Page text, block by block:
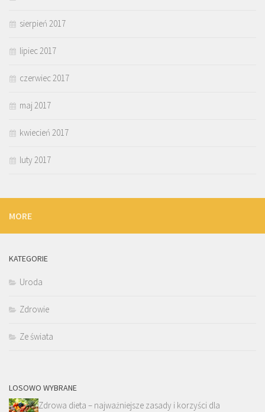
sierpień 2017
lipiec 2017
czerwiec 2017
maj 2017
kwiecień 2017
luty 2017
MORE
KATEGORIE
Uroda
Zdrowie
Ze świata
LOSOWO WYBRANE
Zdrowa dieta – najważniejsze zasady i korzyści dla